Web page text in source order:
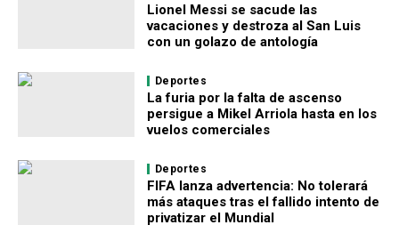
Lionel Messi se sacude las
vacaciones y destroza al San Luis
con un golazo de antología
Deportes
La furia por la falta de ascenso
persigue a Mikel Arriola hasta en los
vuelos comerciales
Deportes
FIFA lanza advertencia: No tolerará
más ataques tras el fallido intento de
privatizar el Mundial